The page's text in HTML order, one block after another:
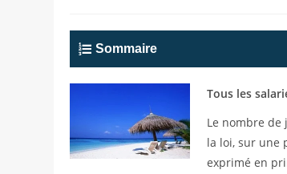
la
Sommaire
Tous les
Le nombre
la loi, sur une
exprimé en